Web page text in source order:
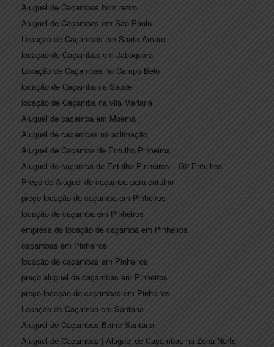
Aluguel de Caçambas bom retiro
Aluguel de Caçambas em São Paulo
Locação de Caçambas em Santo Amaro
locação de Caçambas em Jabaquara
Locação de Caçambas no Campo Belo
locação de Caçamba na Sáude
locação de Caçamba na vila Mariana
Aluguel de caçamba em Moema
Aluguel de caçambas na aclimação
Aluguel de Caçamba de Entulho Pinheiros
Aluguel de caçamba de Entulho Pinheiros – G2 Entulhos
Preço de Aluguel de caçamba para entulho
preço locação de caçamba em Pinheiros
locação de caçamba em Pinheiros
empresa de locação de caçamba em Pinheiros
caçambas em Pinheiros
locação de caçambas em Pinheiros
preço aluguel de caçambas em Pinheiros
preço locação de caçambas em Pinheiros
Locação de Caçamba em Santana
Aluguel de Caçambas Bairro Santana
Aluguel de Caçambas | Aluguel de Caçambas na Zona Norte